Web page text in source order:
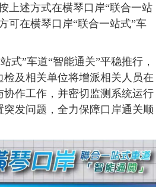
上述方式在横琴口岸“联合一站
可在横琴口岸“联合一站式”车
”车道“智能通关”平稳推行，
检及相关单位将增派相关人员在
作工作，并密切监测系统运行
发问题，全力保障口岸通关顺